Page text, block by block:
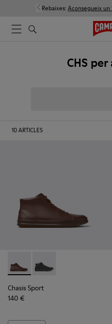
Rebaixes: Aconsegueix un
CHS
10ARTICLES
Chasis Sport - K300236-022
Chasis Sport -
Chasis Sport
140 €